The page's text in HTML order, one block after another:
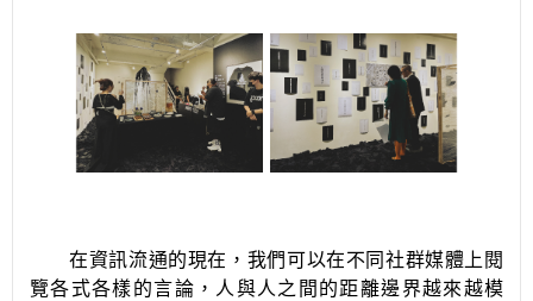
在資訊流通的現在，我們可以在不同社群媒體上閱
覽各式各樣的言論，人與人之間的距離邊界越來越模